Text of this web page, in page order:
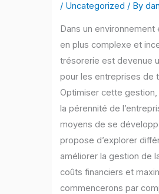
/ Uncategorized / By
Dans un
en plus complexe et
trésorerie est devenue
pour les entreprises de
Optimiser cette gestion,
la pérennité de
moyens de se
propose d’explorer
améliorer la gestion de
coûts financiers et
commencerons par